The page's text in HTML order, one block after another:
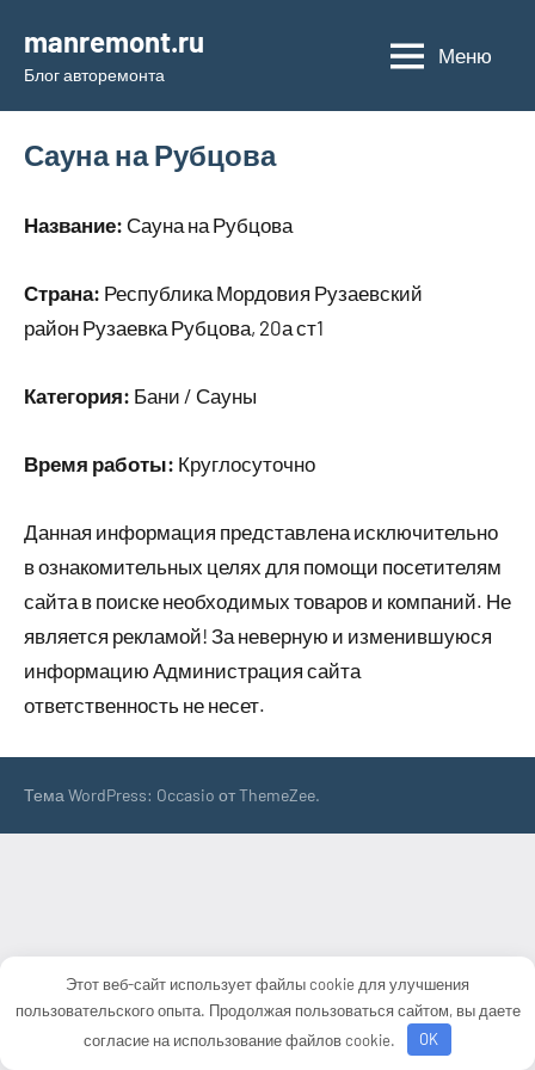
содержимому
manremont.ru
Блог авторемонта
Меню
Сауна на Рубцова
Название: Сауна на Рубцова
Страна: Республика Мордовия Рузаевский
район Рузаевка Рубцова, 20а ст1
Категория: Бани / Сауны
Время работы: Круглосуточно
Данная информация представлена исключительно
в ознакомительных целях для помощи посетителям
сайта в поиске необходимых товаров и компаний. Не
является рекламой! За неверную и изменившуюся
информацию Администрация сайта
ответственность не несет.
Тема WordPress: Occasio от ThemeZee.
Этот веб-сайт использует файлы cookie для улучшения
пользовательского опыта. Продолжая пользоваться сайтом, вы даете
согласие на использование файлов cookie.
OK